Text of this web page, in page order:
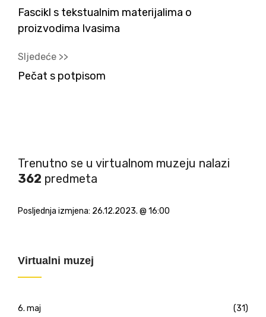
Fascikl s tekstualnim materijalima o
proizvodima Ivasima
Sljedeće >>
Pečat s potpisom
Trenutno se u virtualnom muzeju nalazi
362 predmeta
Posljednja izmjena: 26.12.2023. @ 16:00
Virtualni muzej
6. maj (31)